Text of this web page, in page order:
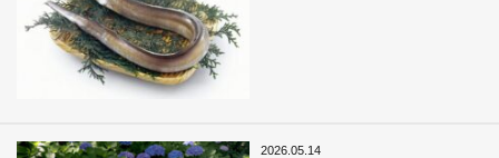
2026.05.14